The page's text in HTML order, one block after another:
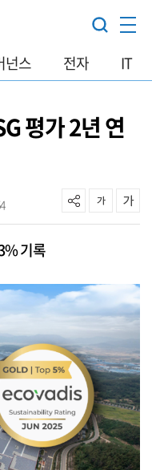
넌스 전자 IT
평가 2년 연
기록